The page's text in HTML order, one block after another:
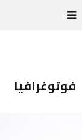
فوتوغرافيا